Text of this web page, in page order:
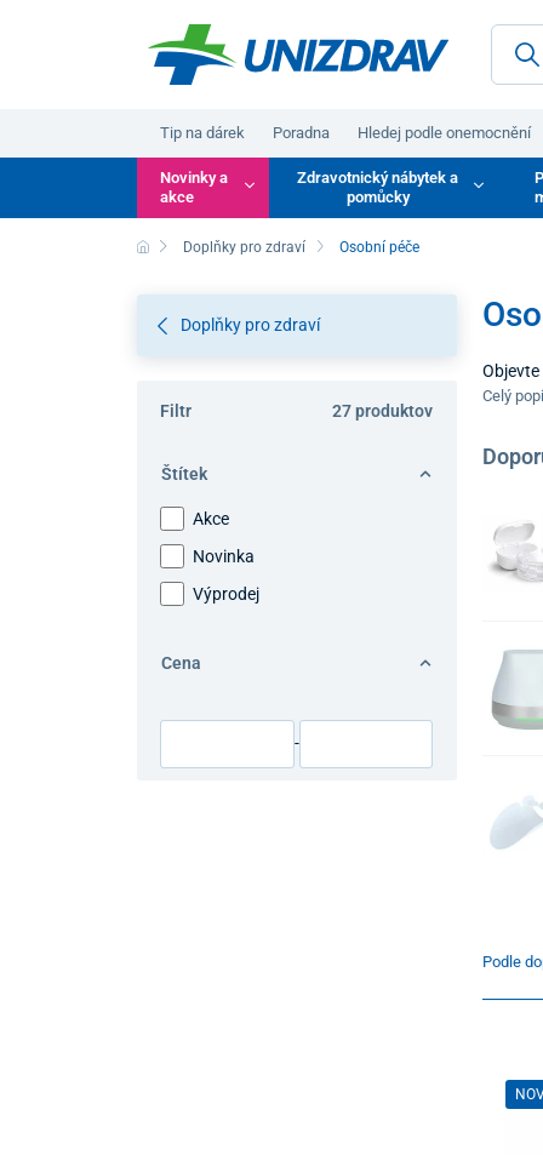
Tip na dárek Poradna Hledej podle onemocnění
Novinky a
akce
Zdravotnický nábytek a
pomůcky
Doplňky pro zdraví Osobní péče
Doplňky pro zdraví
Filtr 27 produktov
Štítek
Akce
Novinka
Výprodej
Cena
-
kvalitu
Celý
Podle